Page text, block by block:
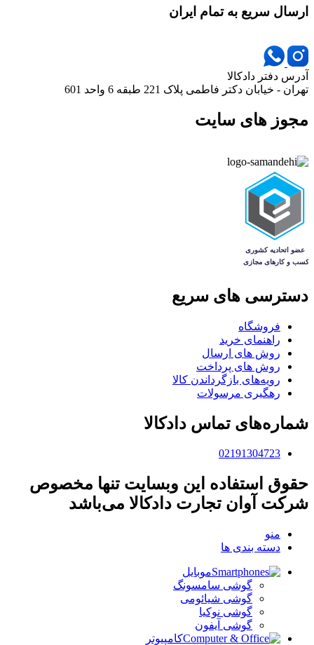
ارسال سریع به تمام ایران
آدرس دفتر دادکالا
تهران - خیابان دکتر فاطمی پلاک 221 طبقه 6 واحد 601
مجوز های سایت
دسترسی های سریع
فروشگاه
راهنمای خرید
روش های ارسال
روش های پرداخت
رویه‌های بازگرداندن کالا
رهگیری مرسولات
شماره‌های تماس دادکالا
02191304723
حقوق استفاده این وبسایت تنها مخصوص
شرکت آوان تجارت دادکالا می‌باشد
منو
دسته بندی ها
موبایل
گوشی سامسونگ
گوشی شیائومی
گوشی نوکیا
گوشی آیفون
کامپیوتر